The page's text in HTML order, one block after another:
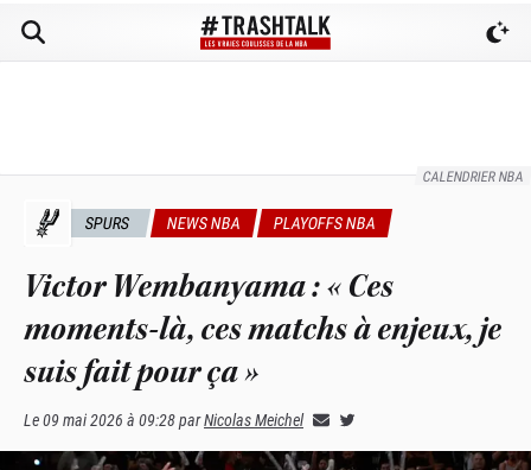
CALENDRIER NBA
SPURS NEWS NBA PLAYOFFS NBA
Victor Wembanyama : « Ces
moments-là, ces matchs à enjeux, je
suis fait pour ça »
Le09 mai 2026 à 09:28parNicolas Meichel